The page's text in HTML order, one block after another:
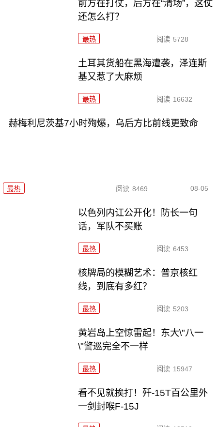
前方在打仗，后方在“清场”，这仗
还怎么打？
最热 阅读 5728
土耳其货船在黑海遭袭，泽连斯
基又惹了大麻烦
最热 阅读 16632
赫梅利尼茨基7小时殉爆，乌后方比前线更致命
最热 阅读 8469 08-05
以色列内讧公开化！防长一句
话，军队不买账
最热 阅读 6453
核牌局的模糊艺术：普京核红
线，到底有多红？
最热 阅读 5203
黄岩岛上空惊雷起！东大\"八一
\"警巡完全不一样
最热 阅读 15947
看不见就挨打！歼-15T百公里外
一剑封喉F-15J